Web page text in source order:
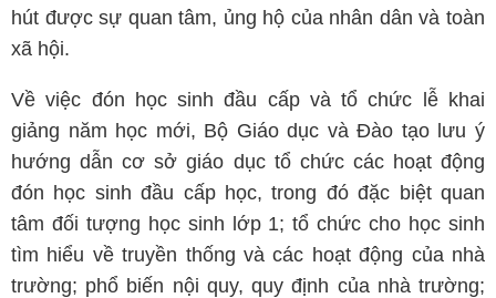
hút được sự quan tâm, ủng hộ của nhân dân và toàn
xã hội.
Về việc đón học sinh đầu cấp và tổ chức lễ khai
giảng năm học mới, Bộ Giáo dục và Đào tạo lưu ý
hướng dẫn cơ sở giáo dục tổ chức các hoạt động
đón học sinh đầu cấp học, trong đó đặc biệt quan
tâm đối tượng học sinh lớp 1; tổ chức cho học sinh
tìm hiểu về truyền thống và các hoạt động của nhà
trường; phổ biến nội quy, quy định của nhà trường;